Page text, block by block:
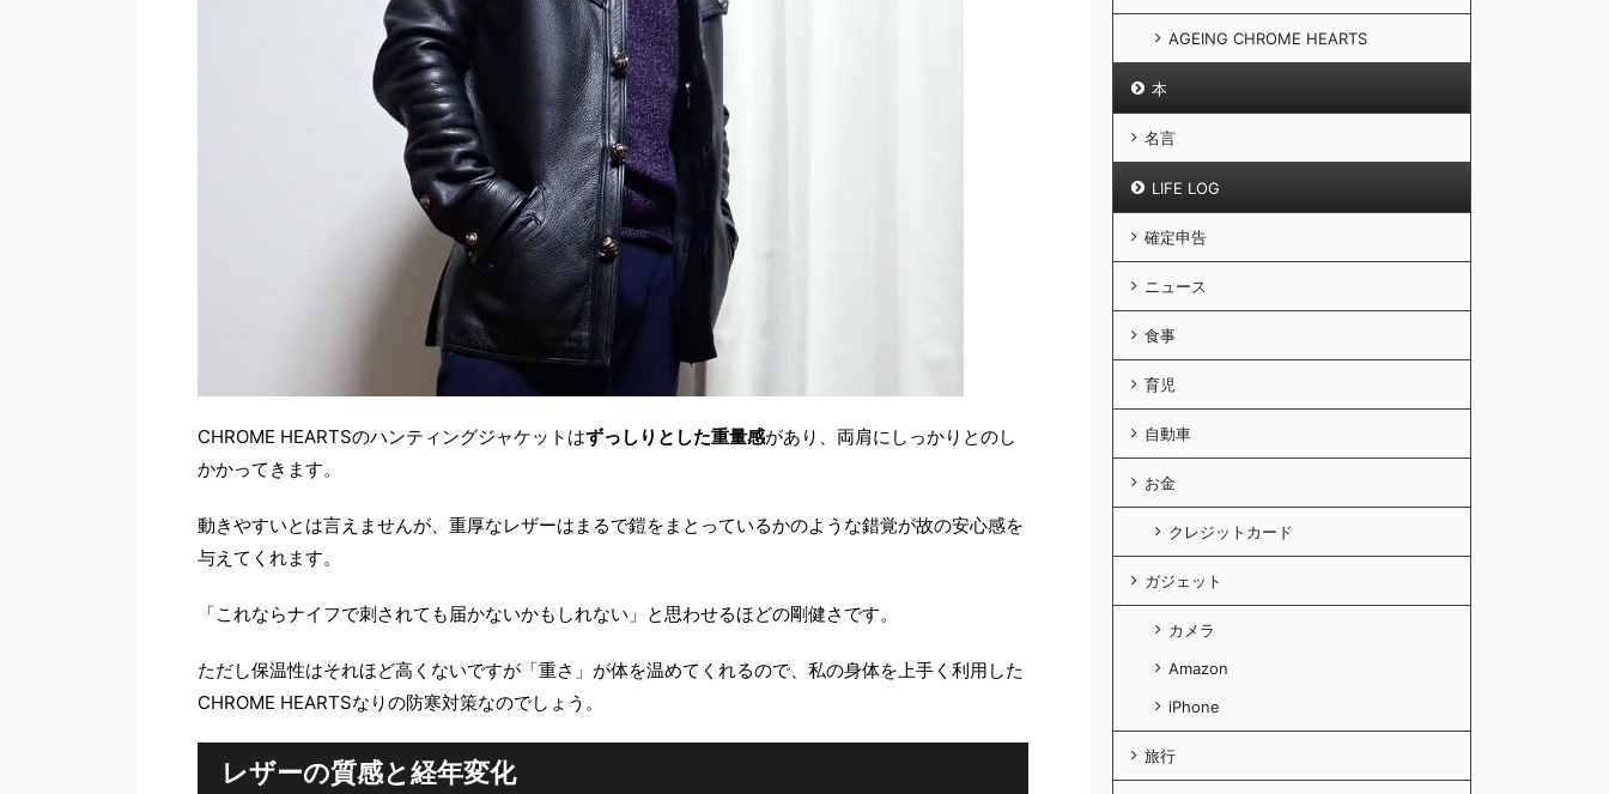
CHROME HEARTSのハンティングジャケットはずっしりとした重量感があり、両肩にしっかりとのし
かかってきます。
動きやすいとは言えませんが、重厚なレザーはまるで鎧をまとっているかのような錯覚が故の安心感を
与えてくれます。
「これならナイフで刺されても届かないかもしれない」と思わせるほどの剛健さです。
ただし保温性はそれほど高くないですが「重さ」が体を温めてくれるので、私の身体を上手く利用した
CHROME HEARTSなりの防寒対策なのでしょう。
レザーの質感と経年変化
AGEING CHROME HEARTS
本
名言
LIFE LOG
確定申告
ニュース
食事
育児
自動車
お金
クレジットカード
ガジェット
カメラ
Amazon
iPhone
旅行